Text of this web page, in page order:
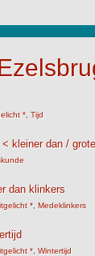
* Tijd
kleiner dan /
dan klinkers
* Medeklinkers
* Wintertijd